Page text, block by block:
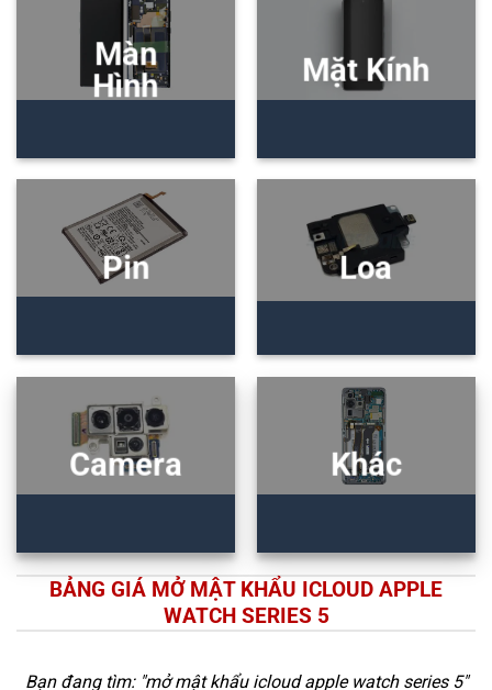
Màn
Hình
Mặt Kính
Pin Loa
Camera Khác
BẢNG GIÁ MỞ MẬT KHẨU ICLOUD APPLE
WATCH SERIES 5
Bạn đang tìm: "mở mật khẩu icloud apple watch series 5"